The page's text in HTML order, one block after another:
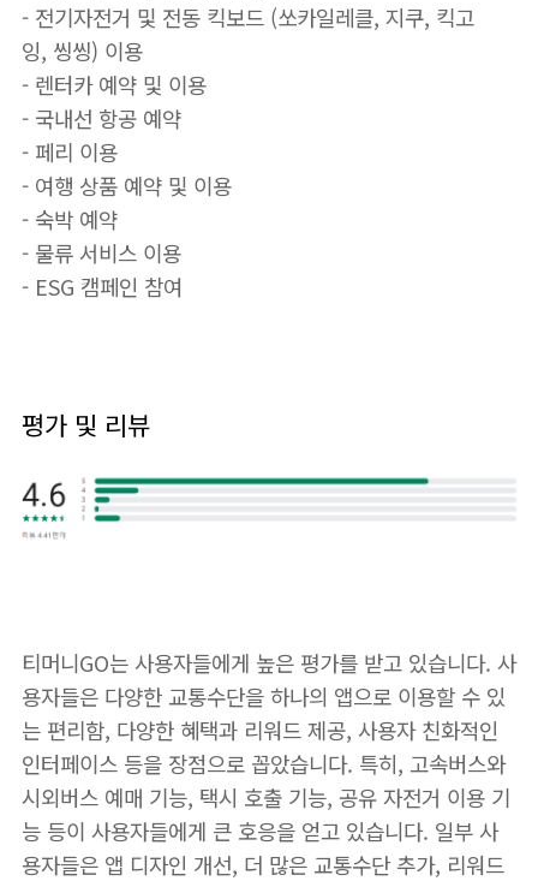
- 전기자전거 및 전동 킥보드 (쏘카일레클, 지쿠, 킥고
잉, 씽씽) 이용
- 렌터카 예약 및 이용
- 국내선 항공 예약
- 페리 이용
- 여행 상품 예약 및 이용
- 숙박 예약
- 물류 서비스 이용
- ESG 캠페인 참여
평가 및 리뷰
티머니GO는 사용자들에게 높은 평가를 받고 있습니다. 사
용자들은 다양한 교통수단을 하나의 앱으로 이용할 수 있
는 편리함, 다양한 혜택과 리워드 제공, 사용자 친화적인
인터페이스 등을 장점으로 꼽았습니다. 특히, 고속버스와
시외버스 예매 기능, 택시 호출 기능, 공유 자전거 이용 기
능 등이 사용자들에게 큰 호응을 얻고 있습니다. 일부 사
용자들은 앱 디자인 개선, 더 많은 교통수단 추가, 리워드